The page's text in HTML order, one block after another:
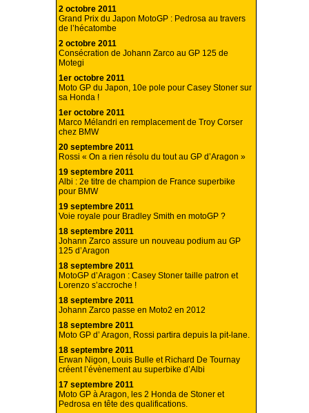
2 octobre 2011
Grand Prix du Japon MotoGP : Pedrosa au travers
de l’hécatombe
2 octobre 2011
Consécration de Johann Zarco au GP 125 de
Motegi
1er octobre 2011
Moto GP du Japon, 10e pole pour Casey Stoner sur
sa Honda !
1er octobre 2011
Marco Mélandri en remplacement de Troy Corser
chez BMW
20 septembre 2011
Rossi « On a rien résolu du tout au GP d’Aragon »
19 septembre 2011
Albi : 2e titre de champion de France superbike
pour BMW
19 septembre 2011
Voie royale pour Bradley Smith en motoGP ?
18 septembre 2011
Johann Zarco assure un nouveau podium au GP
125 d’Aragon
18 septembre 2011
MotoGP d’Aragon : Casey Stoner taille patron et
Lorenzo s’accroche !
18 septembre 2011
Johann Zarco passe en Moto2 en 2012
18 septembre 2011
Moto GP d’ Aragon, Rossi partira depuis la pit-lane.
18 septembre 2011
Erwan Nigon, Louis Bulle et Richard De Tournay
créent l’évènement au superbike d’Albi
17 septembre 2011
Moto GP à Aragon, les 2 Honda de Stoner et
Pedrosa en tête des qualifications.